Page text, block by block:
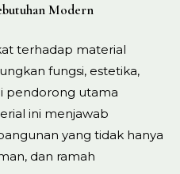
Modern
terhadap material
fungsi, estetika,
pendorong utama
ini menjawab
yang tidak hanya
dan ramah